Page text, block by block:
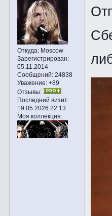
Откуда:Moscow
Зарегистрирован:
05.11.2014
Сообщений:24838
Уважение: +89
Отзывы:
Последний визит:
19.05.2026 22:13
Моя коллекция: